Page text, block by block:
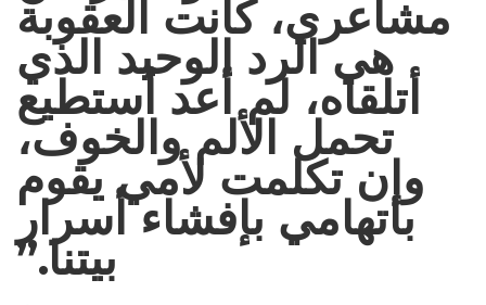
مشاعري، كانت العقوبة
هي الرد الوحيد الذي
أتلقاه، لم أعد أستطيع
تحمل الألم والخوف،
وإن تكلمت لأمي يقوم
باتهامي بإفشاء أسرار
بيتنا.”